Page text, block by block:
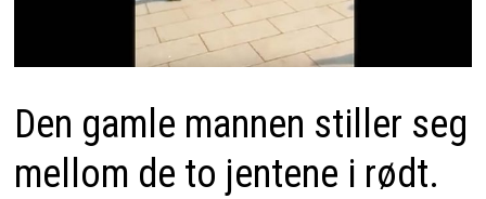
Den gamle mannen stiller seg
mellom de to jentene i rødt.